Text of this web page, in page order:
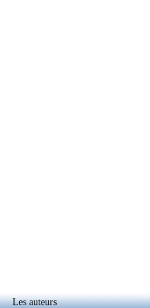
Les auteurs